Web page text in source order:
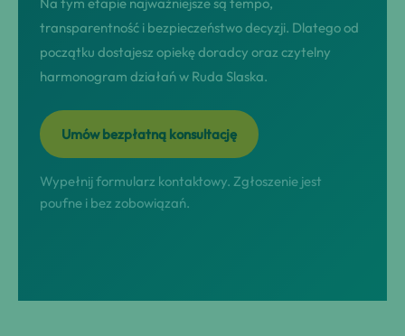
transparentność i bezpieczeństwo decyzji. Dlatego od
początku dostajesz opiekę doradcy oraz czytelny
harmonogram działań w Ruda Slaska.
Umów bezpłatną konsultację
Wypełnij formularz kontaktowy. Zgłoszenie jest
poufne i bez zobowiązań.